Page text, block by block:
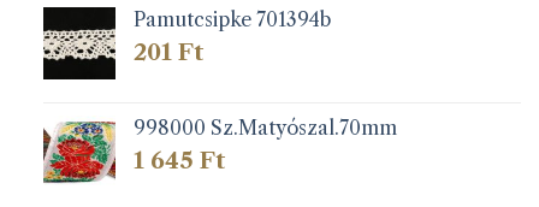
Pamutcsipke 701394b
201 Ft
998000 Sz.Matyószal.70mm
1 645 Ft